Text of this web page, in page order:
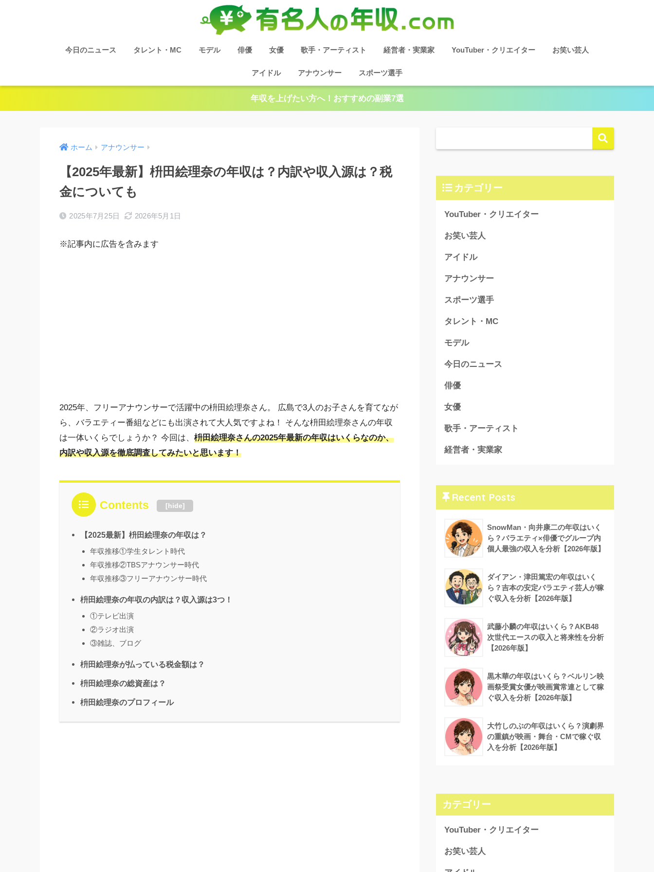
今日のニュース タレント・MC モデル 俳優 女優 歌手・アーティスト 経営者・実業家 YouTuber・クリエイター お笑い芸人
アイドル アナウンサー スポーツ選手
年収を上げたい方へ！おすすめの副業7選
ホーム アナウンサー
【2025年最新】枡田絵理奈の年収は？内訳や収入源は？税
金についても
2025年7月25日 2026年5月1日
※記事内に広告を含みます
2025年、フリーアナウンサーで活躍中の枡田絵理奈さん。 広島で3人のお子さんを育てなが
ら、バラエティー番組などにも出演されて大人気ですよね！ そんな枡田絵理奈さんの年収
は一体いくらでしょうか？ 今回は、 枡田絵理奈さんの2025年最新の年収はいくらなのか、
内訳や収入源を徹底調査してみたいと思います！
Contents [hide]
【2025最新】枡田絵理奈の年収は？
年収推移①学生タレント時代
年収推移②TBSアナウンサー時代
年収推移③フリーアナウンサー時代
枡田絵理奈の年収の内訳は？収入源は3つ！
①テレビ出演
②ラジオ出演
③雑誌、ブログ
枡田絵理奈が払っている税金額は？
枡田絵理奈の総資産は？
枡田絵理奈のプロフィール
カテゴリー
YouTuber・クリエイター
お笑い芸人
アイドル
アナウンサー
スポーツ選手
タレント・MC
モデル
今日のニュース
俳優
女優
歌手・アーティスト
経営者・実業家
Recent Posts
SnowMan・向井康二の年収はいく
ら？バラエティ×俳優でグループ内
個人最強の収入を分析【2026年版】
ダイアン・津田篤宏の年収はいく
ら？吉本の安定バラエティ芸人が稼
ぐ収入を分析【2026年版】
武藤小麟の年収はいくら？AKB48
次世代エースの収入と将来性を分析
【2026年版】
黒木華の年収はいくら？ベルリン映
画祭受賞女優が映画賞常連として稼
ぐ収入を分析【2026年版】
大竹しのぶの年収はいくら？演劇界
の重鎮が映画・舞台・CMで稼ぐ収
入を分析【2026年版】
カテゴリー
YouTuber・クリエイター
お笑い芸人